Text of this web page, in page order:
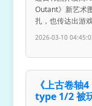
Outant》新艺术
扎，也传达出游
2026-03-10
《上古卷轴
type 1/2 被